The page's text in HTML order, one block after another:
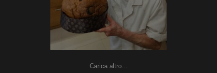
Carica altro…